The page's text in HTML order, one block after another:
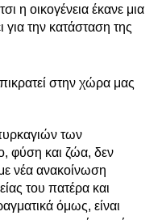
η οικογένεια έκανε μια
την κατάσταση της
στην χώρα μας
των
φύση και ζώα, δεν
νέα ανακοίνωση
του πατέρα και
όμως, είναι